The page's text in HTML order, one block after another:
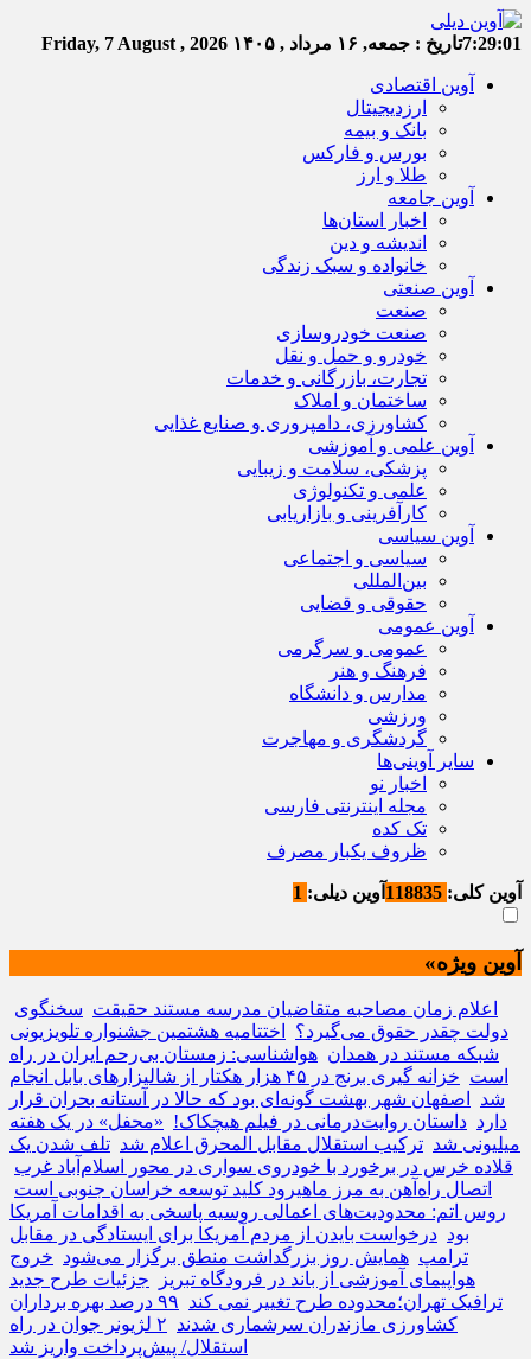
7:29:02تاریخ : جمعه, ۱۶ مرداد , ۱۴۰۵ Friday, 7 August , 2026
آوین اقتصادی
ارزدیجیتال
بانک و بیمه
بورس و فارکس
طلا و ارز
آوین جامعه
اخبار استان‌ها
اندیشه و دین
خانواده و سبک زندگی
آوین صنعتی
صنعت
صنعت خودروسازی
خودرو و حمل و نقل
تجارت، بازرگانی و خدمات
ساختمان و املاک
کشاورزی، دامپروری و صنایع غذایی
آوین علمی و آموزشی
پزشکی، سلامت و زیبایی
علمی و تکنولوژی
کارآفرینی و بازاریابی
آوین سیاسی
سیاسی و اجتماعی
بین‌المللی
حقوقی و قضایی
آوین عمومی
عمومی و سرگرمی
فرهنگ و هنر
مدارس و دانشگاه
ورزشی
گردشگری و مهاجرت
سایر آوینی‌ها
اخبار نو
مجله اینترنتی فارسی
تک کده
ظروف یکبار مصرف
آوین کلی: آوین دیلی:
آوین ویژه»
اعلام زمان مصاحبه متقاضیان مدرسه مستند حقیقت سخنگوی
دولت چقدر حقوق می‌گیرد؟
اختتامیه هشتمین جشنواره تلویزیونی
شبکه مستند در همدان هواشناسی: زمستان بی‌رحم ایران در راه
است
خزانه گیری برنج در ۴۵ هزار هکتار از شالیزارهای بابل انجام
شد
اصفهان شهر بهشت گونه‌ای بود که حالا در آستانه بحران قرار
دارد داستان روایت‌درمانی در فیلم هیچکاک! «محفل» در یک هفته
میلیونی شد ترکیب استقلال مقابل المحرق اعلام شد تلف شدن یک
قلاده خرس در برخورد با خودروی سواری در محور اسلام‌آباد غرب
اتصال راه‌آهن به مرز ماهیرود کلید توسعه خراسان جنوبی است
روس اتم: محدودیت‌های اعمالی روسیه پاسخی به اقدامات آمریکا
بود درخواست بایدن از مردم آمریکا برای ایستادگی در مقابل
ترامپ همایش روز بزرگداشت منطق برگزار می‌شود خروج
هواپیمای آموزشی از باند در فرودگاه تبریز
جزئیات طرح جدید
ترافیک تهران؛محدوده طرح تغییر نمی کند
۹۹ درصد بهره برداران
کشاورزی مازندران سرشماری شدند
۲ لژیونر جوان در راه
استقلال/ پیش‌پرداخت واریز شد